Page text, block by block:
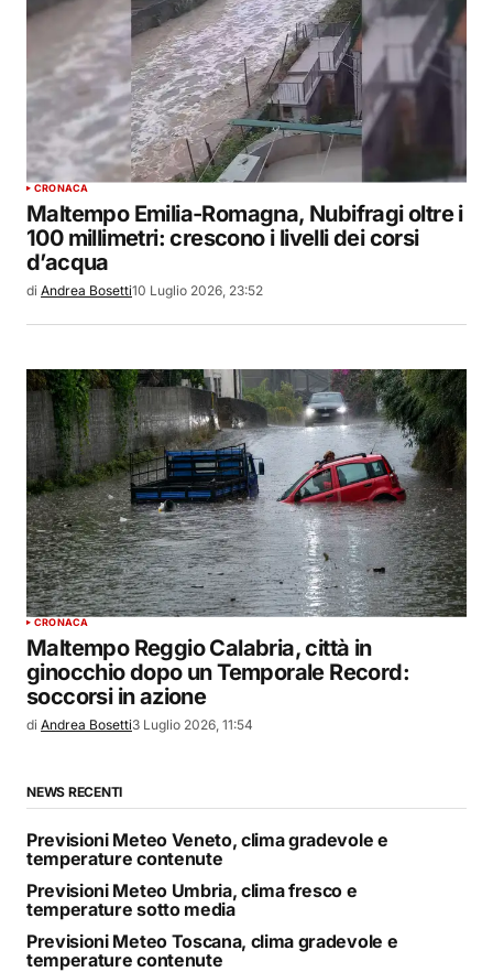
CRONACA
Maltempo Emilia-Romagna, Nubifragi oltre i
100 millimetri: crescono i livelli dei corsi
d’acqua
di Andrea Bosetti10 Luglio 2026, 23:52
CRONACA
Maltempo Reggio Calabria, città in
ginocchio dopo un Temporale Record:
soccorsi in azione
di Andrea Bosetti3 Luglio 2026, 11:54
NEWS RECENTI
Previsioni Meteo Veneto, clima gradevole e
temperature contenute
Previsioni Meteo Umbria, clima fresco e
temperature sotto media
Previsioni Meteo Toscana, clima gradevole e
temperature contenute